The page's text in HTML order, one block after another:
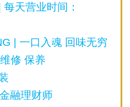
天营业时间：
| 一口入魂 回味无穷
修 保养
融理财师